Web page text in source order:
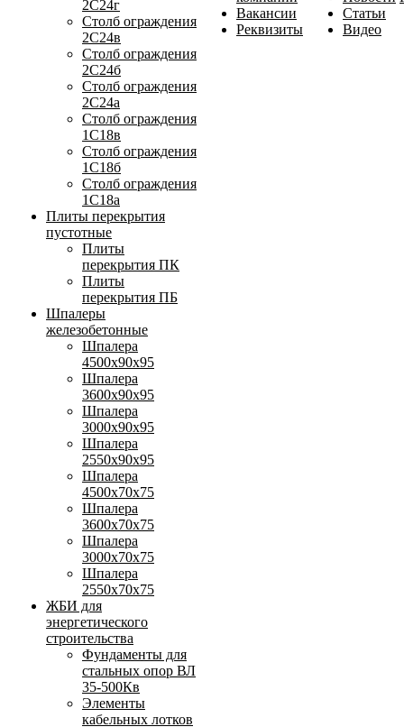
2С24г
Столб ограждения
2С24в
Столб ограждения
2С24б
Столб ограждения
2С24а
Столб ограждения
1С18в
Столб ограждения
1С18б
Столб ограждения
1С18а
Плиты перекрытия
пустотные
Плиты
перекрытия ПК
Плиты
перекрытия ПБ
Шпалеры
железобетонные
Шпалера
4500х90х95
Шпалера
3600х90х95
Шпалера
3000х90х95
Шпалера
2550х90х95
Шпалера
4500х70х75
Шпалера
3600х70х75
Шпалера
3000х70х75
Шпалера
2550х70х75
ЖБИ для
энергетического
строительства
Фундаменты для
стальных опор ВЛ
35-500Кв
Элементы
кабельных лотков
Вакансии
Реквизиты
Статьи
Видео